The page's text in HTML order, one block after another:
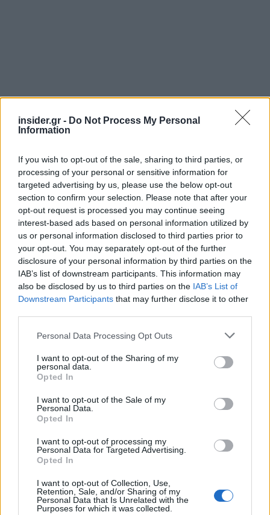
insider.gr - Do Not Process My Personal
Information
If you wish to opt-out of the sale, sharing to third parties, or
processing of your personal or sensitive information for
targeted advertising by us, please use the below opt-out
section to confirm your selection. Please note that after your
opt-out request is processed you may continue seeing
interest-based ads based on personal information utilized by
us or personal information disclosed to third parties prior to
your opt-out. You may separately opt-out of the further
disclosure of your personal information by third parties on the
IAB’s list of downstream participants. This information may
also be disclosed by us to third parties on the IAB’s List of
Downstream Participants that may further disclose it to other
Please note that this website/app uses one or more Google
not limited to your visit or usage behaviour. You may click to
grant or deny consent to Google and its third-party tags to
use your data for below specified purposes in below Google
consent section.
Personal Data Processing Opt Outs
I want to opt-out of the Sharing of my
personal data.
Opted In
I want to opt-out of the Sale of my
Personal Data.
Opted In
I want to opt-out of processing my
Personal Data for Targeted Advertising.
Opted In
I want to opt-out of Collection, Use,
Retention, Sale, and/or Sharing of my
Personal Data that Is Unrelated with the
Purposes for which it was collected.
Ακολουθήστε τοinsider.gr στο Google Newsκαι μάθετε
πρώτοι όλες τιςειδήσειςαπό την Ελλάδα και τον κόσμο.
Διαβάζονται αυτή τη στιγμή
Τράπεζες: Στα 55,5 εκατ. ευρώ ο λογαριασμός
από τα δάνεια του ν. Κατσέλη
γραμμές» για το περιβάλλον και τι αλλάζει σε
ξενοδοχεία, νησιά και επενδύσεις